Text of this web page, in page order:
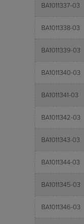
BA1011337-03
BA1011338-03
BA1011339-03
BA1011340-03
BA1011341-03
BA1011342-03
BA1011343-03
BA1011344-03
BA1011345-03
BA1011346-03